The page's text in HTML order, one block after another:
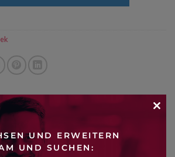
UND ERWEITERN
UND SUCHEN: